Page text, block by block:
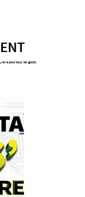
en a pour tous les goûts.